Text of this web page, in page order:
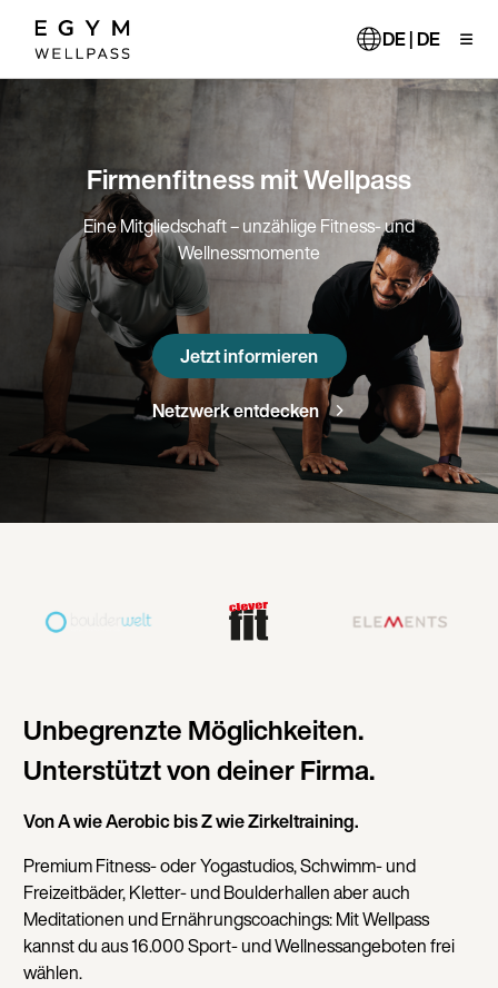
Inhalt DE | DE
Firmenfitness mit Wellpass
Eine Mitgliedschaft – unzählige Fitness- und
Wellnessmomente
Jetzt informieren
Netzwerk entdecken
Unbegrenzte Möglichkeiten.
Unterstützt von deiner Firma.
Von A wie Aerobic bis Z wie Zirkeltraining.
Premium Fitness- oder Yogastudios, Schwimm- und
Freizeitbäder, Kletter- und Boulderhallen aber auch
Meditationen und Ernährungscoachings: Mit Wellpass
kannst du aus 16.000 Sport- und Wellnessangeboten frei
wählen.